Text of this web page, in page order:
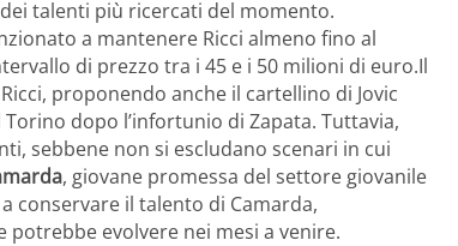
talenti più ricercati del momento.
a mantenere Ricci almeno fino al
di prezzo tra i 45 e i 50 milioni di euro.Il
proponendo anche il cartellino di Jovic
dopo l’infortunio di Zapata. Tuttavia,
sebbene non si escludano scenari in cui
, giovane promessa del settore giovanile
conservare il talento di Camarda,
evolvere nei mesi a venire.